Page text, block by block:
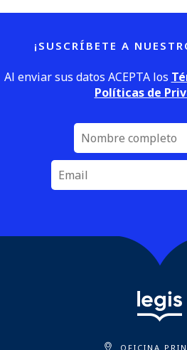
¡SUSCRÍBETE A
Al enviar sus datos ACEPTA los
Políticas de
OFICINA